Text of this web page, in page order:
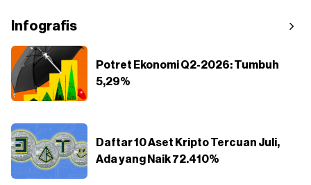
Infografis
Potret Ekonomi Q2-2026: Tumbuh
5,29%
Daftar 10 Aset Kripto Tercuan Juli,
Ada yang Naik 72.410%